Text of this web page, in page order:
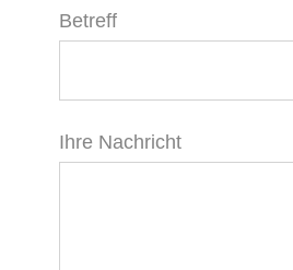
Betreff
Ihre Nachricht